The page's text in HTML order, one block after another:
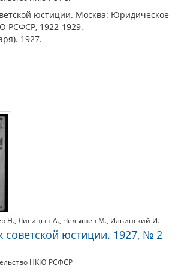
юстиции. Москва: Юридическое
РСФСР, 1922-1929.
1927.
Н., Лисицын А., Челышев М., Ильинский И.
советской юстиции. 1927, № 2
НКЮ РСФСР